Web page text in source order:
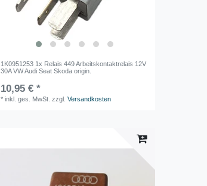
1K0951253 1x Relais 449 Arbeitskontaktrelais 12V
30A VW Audi Seat Skoda origin.
10,95 € *
*inkl. ges. MwSt. zzgl.Versandkosten